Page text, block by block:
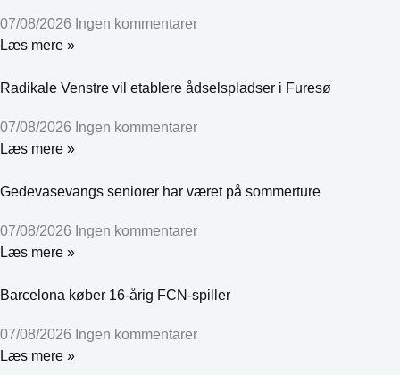
07/08/2026 Ingen kommentarer
Læs mere »
Radikale Venstre vil etablere ådselspladser i Furesø
07/08/2026 Ingen kommentarer
Læs mere »
Gedevasevangs seniorer har været på sommerture
07/08/2026 Ingen kommentarer
Læs mere »
Barcelona køber 16-årig FCN-spiller
07/08/2026 Ingen kommentarer
Læs mere »